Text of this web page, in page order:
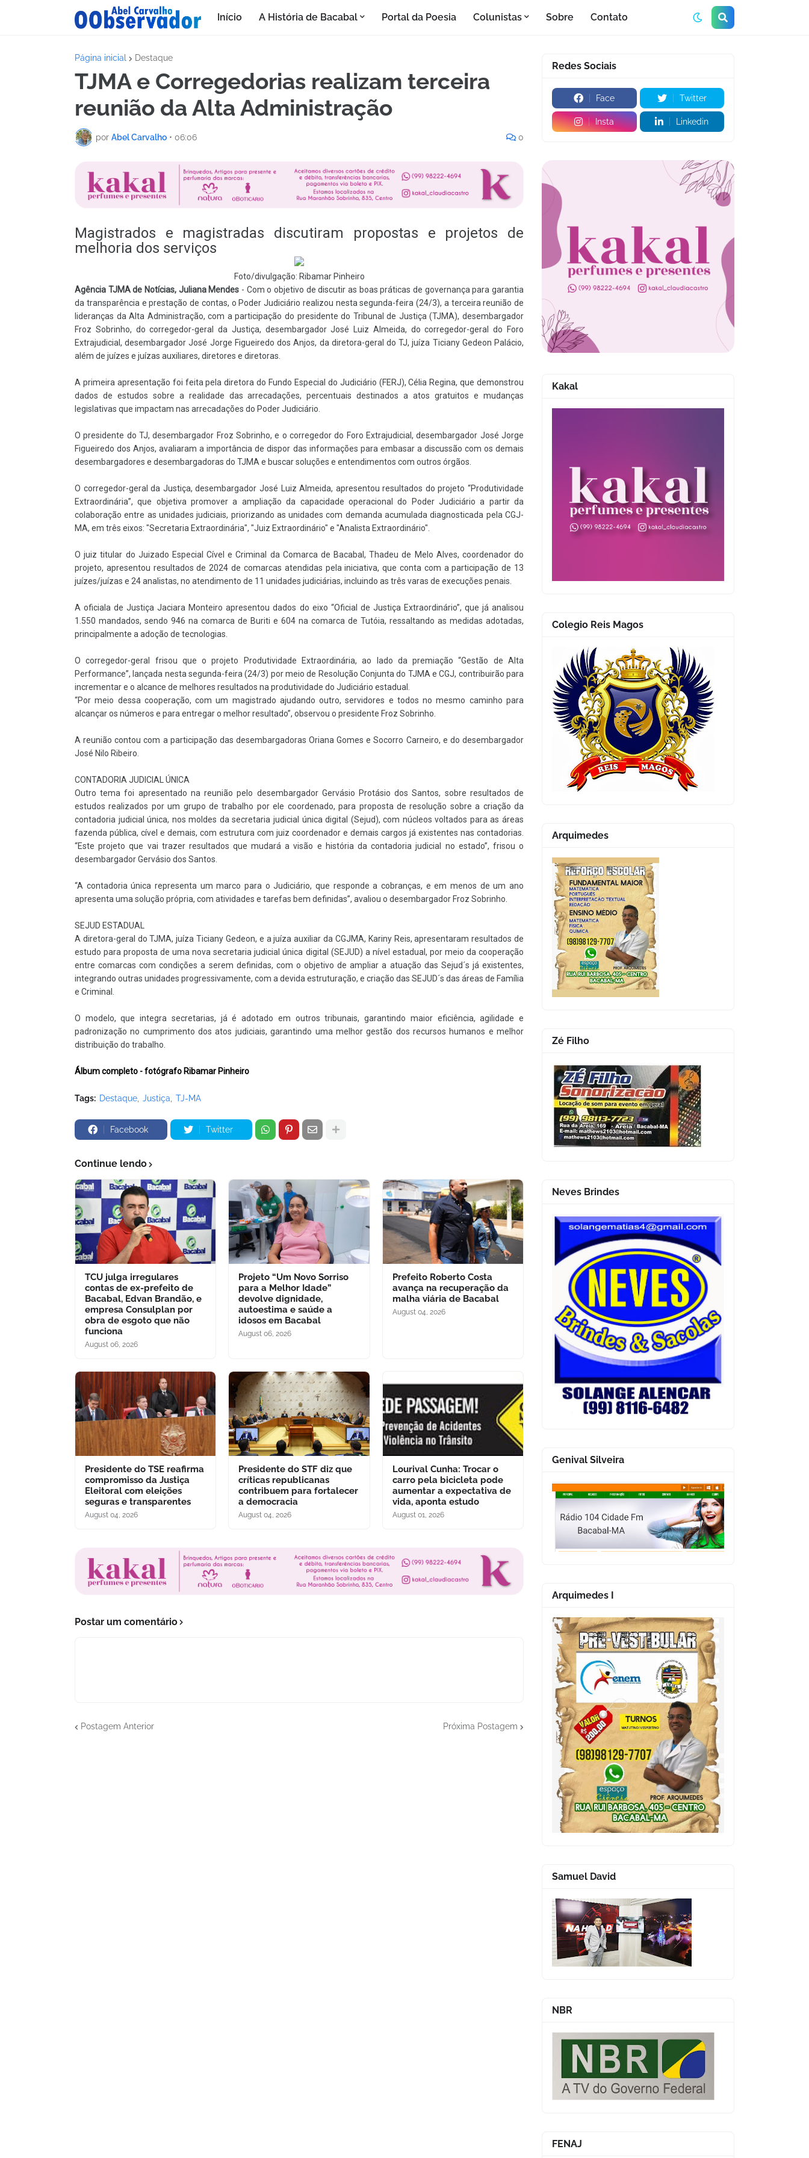
Início A História de Bacabal Portal da Poesia Colunistas Sobre Contato
Página inicial Destaque
TJMA e Corregedorias realizam terceira
reunião da Alta Administração
por Abel Carvalho • 06:06 0
Magistrados e magistradas discutiram propostas e projetos de
melhoria dos serviços
Foto/divulgação: Ribamar Pinheiro
Agência TJMA de Notícias, Juliana Mendes - Com o objetivo de discutir as boas práticas de governança para garantia
da transparência e prestação de contas, o Poder Judiciário realizou nesta segunda-feira (24/3), a terceira reunião de
lideranças da Alta Administração, com a participação do presidente do Tribunal de Justiça (TJMA), desembargador
Froz Sobrinho, do corregedor-geral da Justiça, desembargador José Luiz Almeida, do corregedor-geral do Foro
Extrajudicial, desembargador José Jorge Figueiredo dos Anjos, da diretora-geral do TJ, juíza Ticiany Gedeon Palácio,
além de juízes e juízas auxiliares, diretores e diretoras.
A primeira apresentação foi feita pela diretora do Fundo Especial do Judiciário (FERJ), Célia Regina, que demonstrou
dados de estudos sobre a realidade das arrecadações, percentuais destinados a atos gratuitos e mudanças
legislativas que impactam nas arrecadações do Poder Judiciário.
O presidente do TJ, desembargador Froz Sobrinho, e o corregedor do Foro Extrajudicial, desembargador José Jorge
Figueiredo dos Anjos, avaliaram a importância de dispor das informações para embasar a discussão com os demais
desembargadores e desembargadoras do TJMA e buscar soluções e entendimentos com outros órgãos.
O corregedor-geral da Justiça, desembargador José Luiz Almeida, apresentou resultados do projeto “Produtividade
Extraordinária”, que objetiva promover a ampliação da capacidade operacional do Poder Judiciário a partir da
colaboração entre as unidades judiciais, priorizando as unidades com demanda acumulada diagnosticada pela CGJ-
MA, em três eixos: "Secretaria Extraordinária", "Juiz Extraordinário" e "Analista Extraordinário".
O juiz titular do Juizado Especial Cível e Criminal da Comarca de Bacabal, Thadeu de Melo Alves, coordenador do
projeto, apresentou resultados de 2024 de comarcas atendidas pela iniciativa, que conta com a participação de 13
juízes/juízas e 24 analistas, no atendimento de 11 unidades judiciárias, incluindo as três varas de execuções penais.
A oficiala de Justiça Jaciara Monteiro apresentou dados do eixo “Oficial de Justiça Extraordinário”, que já analisou
1.550 mandados, sendo 946 na comarca de Buriti e 604 na comarca de Tutóia, ressaltando as medidas adotadas,
principalmente a adoção de tecnologias.
O corregedor-geral frisou que o projeto Produtividade Extraordinária, ao lado da premiação “Gestão de Alta
Performance”, lançada nesta segunda-feira (24/3) por meio de Resolução Conjunta do TJMA e CGJ, contribuirão para
incrementar e o alcance de melhores resultados na produtividade do Judiciário estadual.
“Por meio dessa cooperação, com um magistrado ajudando outro, servidores e todos no mesmo caminho para
alcançar os números e para entregar o melhor resultado”, observou o presidente Froz Sobrinho.
A reunião contou com a participação das desembargadoras Oriana Gomes e Socorro Carneiro, e do desembargador
José Nilo Ribeiro.
CONTADORIA JUDICIAL ÚNICA
Outro tema foi apresentado na reunião pelo desembargador Gervásio Protásio dos Santos, sobre resultados de
estudos realizados por um grupo de trabalho por ele coordenado, para proposta de resolução sobre a criação da
contadoria judicial única, nos moldes da secretaria judicial única digital (Sejud), com núcleos voltados para as áreas
fazenda pública, cível e demais, com estrutura com juiz coordenador e demais cargos já existentes nas contadorias.
“Este projeto que vai trazer resultados que mudará a visão e história da contadoria judicial no estado”, frisou o
desembargador Gervásio dos Santos.
“A contadoria única representa um marco para o Judiciário, que responde a cobranças, e em menos de um ano
apresenta uma solução própria, com atividades e tarefas bem definidas”, avaliou o desembargador Froz Sobrinho.
SEJUD ESTADUAL
A diretora-geral do TJMA, juíza Ticiany Gedeon, e a juíza auxiliar da CGJMA, Kariny Reis, apresentaram resultados de
estudo para proposta de uma nova secretaria judicial única digital (SEJUD) a nível estadual, por meio da cooperação
entre comarcas com condições a serem definidas, com o objetivo de ampliar a atuação das Sejud´s já existentes,
integrando outras unidades progressivamente, com a devida estruturação, e criação das SEJUD´s das áreas de Família
e Criminal.
O modelo, que integra secretarias, já é adotado em outros tribunais, garantindo maior eficiência, agilidade e
padronização no cumprimento dos atos judiciais, garantindo uma melhor gestão dos recursos humanos e melhor
distribuição do trabalho.
Álbum completo - fotógrafo Ribamar Pinheiro
Tags: Destaque Justiça TJ-MA
Facebook Twitter
Continue lendo
TCU julga irregulares
contas de ex-prefeito de
Bacabal, Edvan Brandão, e
empresa Consulplan por
obra de esgoto que não
funciona
August 06, 2026
Projeto “Um Novo Sorriso
para a Melhor Idade”
devolve dignidade,
autoestima e saúde a
idosos em Bacabal
August 06, 2026
Prefeito Roberto Costa
avança na recuperação da
malha viária de Bacabal
August 04, 2026
Presidente do TSE reafirma
compromisso da Justiça
Eleitoral com eleições
seguras e transparentes
August 04, 2026
Presidente do STF diz que
críticas republicanas
contribuem para fortalecer
a democracia
August 04, 2026
Lourival Cunha: Trocar o
carro pela bicicleta pode
aumentar a expectativa de
vida, aponta estudo
August 01, 2026
Postar um comentário
Postagem Anterior Próxima Postagem
Redes Sociais
Face Twitter
Insta Linkedin
Kakal
Colegio Reis Magos
Arquimedes
Zé Filho
Neves Brindes
Genival Silveira
Arquimedes I
Samuel David
NBR
FENAJ